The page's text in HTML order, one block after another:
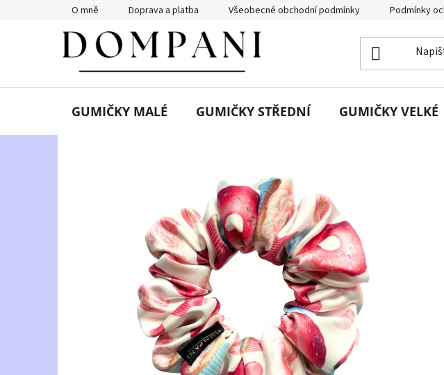
O mně Doprava a platba Všeobecné obchodní podmínky Podmínky
GUMIČKY MALÉ GUMIČKY STŘEDNÍ GUMIČKY VELKÉ